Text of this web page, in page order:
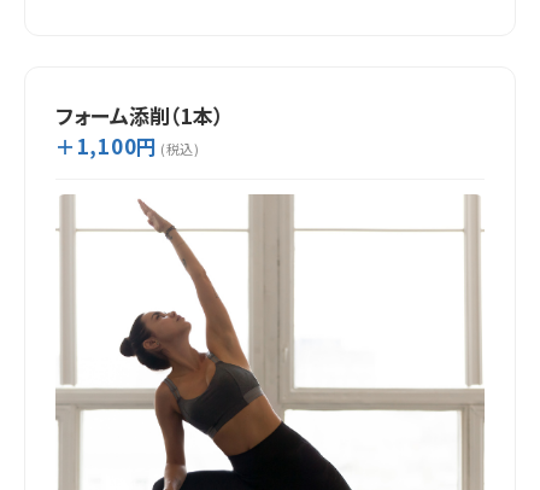
フォーム添削（1本）
＋1,100円 (税込)